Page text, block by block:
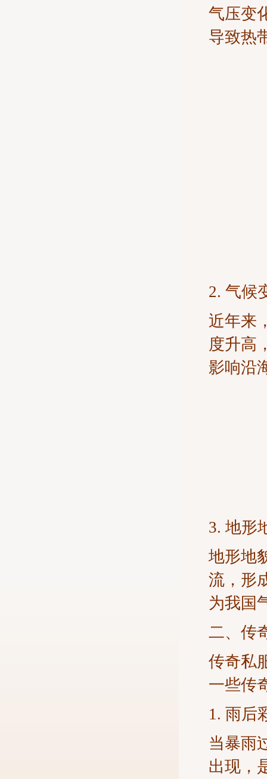
气压变
导致热
2. 气候
近年来
度升高
影响沿
3. 地形
地形地
流，形
为我国
二、传
传奇私
一些传
1. 雨后
当暴雨
出现，